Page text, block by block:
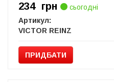
234 грн
сьогодні
Артикул:
VICTOR REINZ
ПРИДБАТИ